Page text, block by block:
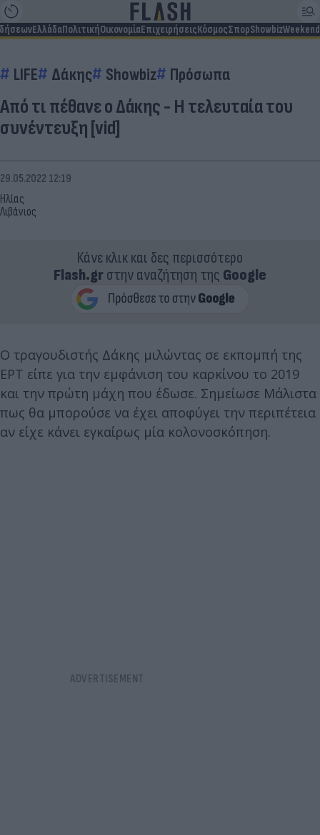
ΕλλάδαΠολιτικήΟικονομίαΕπιχειρήσειςΚόσμοςΣπορShowbizWeekend
LIFE Δάκης Showbiz Πρόσωπα
Από τι πέθανε ο Δάκης - Η τελευταία του
συνέντευξη [vid]
Ηλίας
Λιβάνιος
29.05.2022 12:19
Κάνε κλικ και δες περισσότερο
Flash.grστην αναζήτηση της Google
Ο τραγουδιστής Δάκης μιλώντας σε εκπομπή της
ΕΡΤ είπε για την εμφάνιση του καρκίνου το 2019
και την πρώτη μάχη που έδωσε. Σημείωσε Μάλιστα
πως θα μπορούσε να έχει αποφύγει την περιπέτεια
αν είχε κάνει εγκαίρως μία κολονοσκόπηση.